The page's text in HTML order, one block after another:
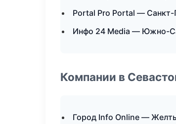
Portal Pro Portal — Санкт-
Инфо 24 Media — Южно-
Компании в
Город Info Online —